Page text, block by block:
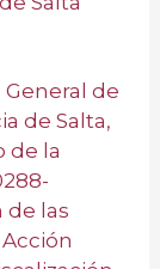
de
de Salta,
de la
de las